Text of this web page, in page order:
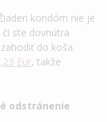
kondóm nie je
ste dovnútra
do koša.
Eur, takže
odstránenie